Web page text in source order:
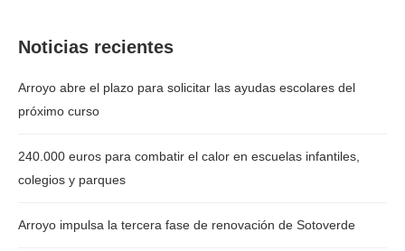
Noticias recientes
Arroyo abre el plazo para solicitar las ayudas escolares del
próximo curso
240.000 euros para combatir el calor en escuelas infantiles,
colegios y parques
Arroyo impulsa la tercera fase de renovación de Sotoverde